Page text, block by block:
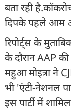
बता रही
दिपके पहले आम
रिपोर्ट्स के
के दौरान AAP
महुआ मोइत्रा ने
भी 'एंटी-नेशनल
इस पार्टी में